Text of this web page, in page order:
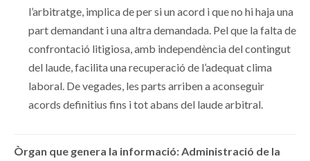
l’arbitratge, implica de per si un acord i que no hi haja una
part demandant i una altra demandada. Pel que la falta de
confrontació litigiosa, amb independència del contingut
del laude, facilita una recuperació de l’adequat clima
laboral. De vegades, les parts arriben a aconseguir
acords definitius fins i tot abans del laude arbitral.
Òrgan que genera la informació: Administració de la